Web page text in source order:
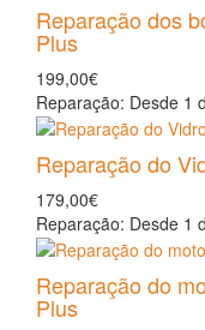
Reparação dos
Plus
199,00€
Reparação: Desde 1
Reparação do
179,00€
Reparação: Desde 1
Reparação do
Plus